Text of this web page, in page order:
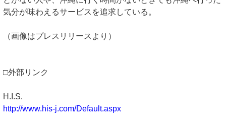
気分が味わえるサービスを追求している。
（画像はプレスリリースより）
□外部リンク
H.I.S.
http://www.his-j.com/Default.aspx